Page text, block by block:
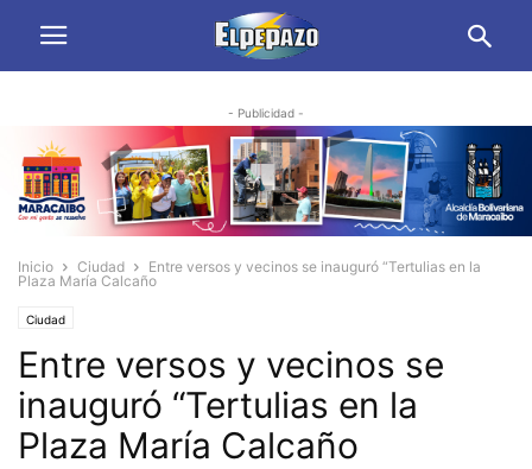
- Publicidad -
Inicio Ciudad
Entre versos y vecinos se inauguró “Tertulias en la
Plaza María Calcaño
Ciudad
Entre versos y vecinos se
inauguró “Tertulias en la
Plaza María Calcaño